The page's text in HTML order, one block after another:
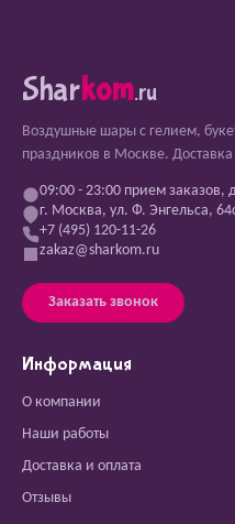
Sharkom.ru
Воздушные шары с гелием,
праздников в Москве. Доставка
09:00 - 23:00 прием заказов,
г. Москва, ул. Ф. Энгельса,
+7 (495) 120-11-26
zakaz@sharkom.ru
Заказать звонок
Информация
О компании
Наши работы
Доставка и оплата
Отзывы